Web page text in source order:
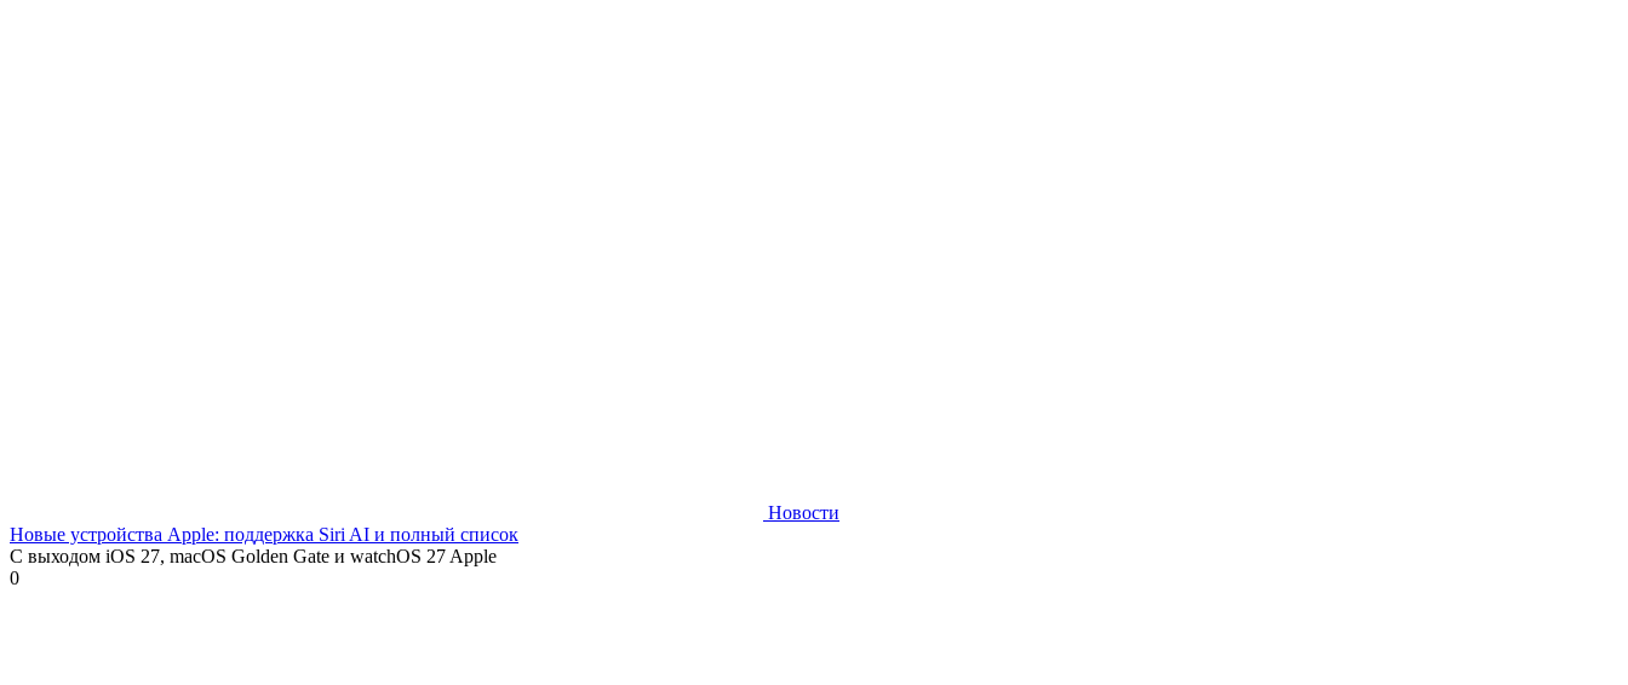
Новости
Новые устройства Apple: поддержка Siri AI и полный список
С выходом iOS 27, macOS Golden Gate и watchOS 27 Apple
0